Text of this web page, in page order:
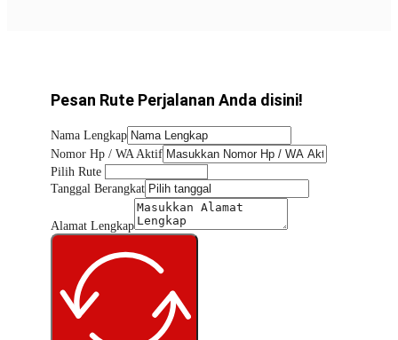
Pesan Rute Perjalanan Anda disini!
Nama Lengkap
Nomor Hp / WA Aktif
Pilih Rute
Tanggal Berangkat
Alamat Lengkap